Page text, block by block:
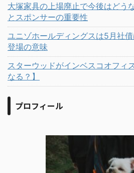
大塚家具の上場廃止で今後はどう
とスポンサーの重要性
ユニゾホールディングスは5月社
登場の意味
スターウッドがインベスコオフィ
なる？】
プロフィール